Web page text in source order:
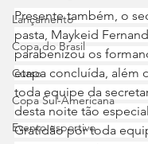
Lançamento
Copa do Brasil
Curso
Copa Sul-Americana
Evento esportivo
Presente também, o
pasta, Maykeid
parabenizou os
etapa concluída, além
toda equipe da
desta noite tão
Gratidão por toda